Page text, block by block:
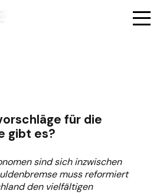
für die
gibt es?
sind sich inzwischen
muss reformiert
den vielfältigen